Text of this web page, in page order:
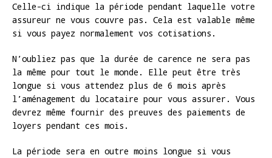
Celle-ci indique la période pendant laquelle votre
assureur ne vous couvre pas. Cela est valable même
si vous payez normalement vos cotisations.
N’oubliez pas que la durée de carence ne sera pas
la même pour tout le monde. Elle peut être très
longue si vous attendez plus de 6 mois après
l’aménagement du locataire pour vous assurer. Vous
devrez même fournir des preuves des paiements de
loyers pendant ces mois.
La période sera en outre moins longue si vous